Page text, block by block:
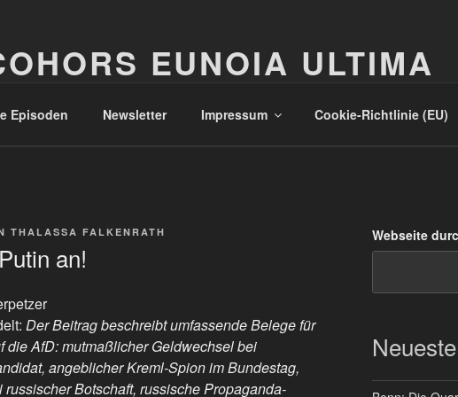
EUNOIA ULTIMA
Episoden Newsletter Impressum Cookie-Richtlinie (EU)
THALASSA FALKENRATH
an!
Der Beitrag beschreibt umfassende Belege für
die AfD: mutmaßlicher Geldwechsel bei
angeblicher Kreml-Spion im Bundestag,
Botschaft, russische Propaganda-
Webseite